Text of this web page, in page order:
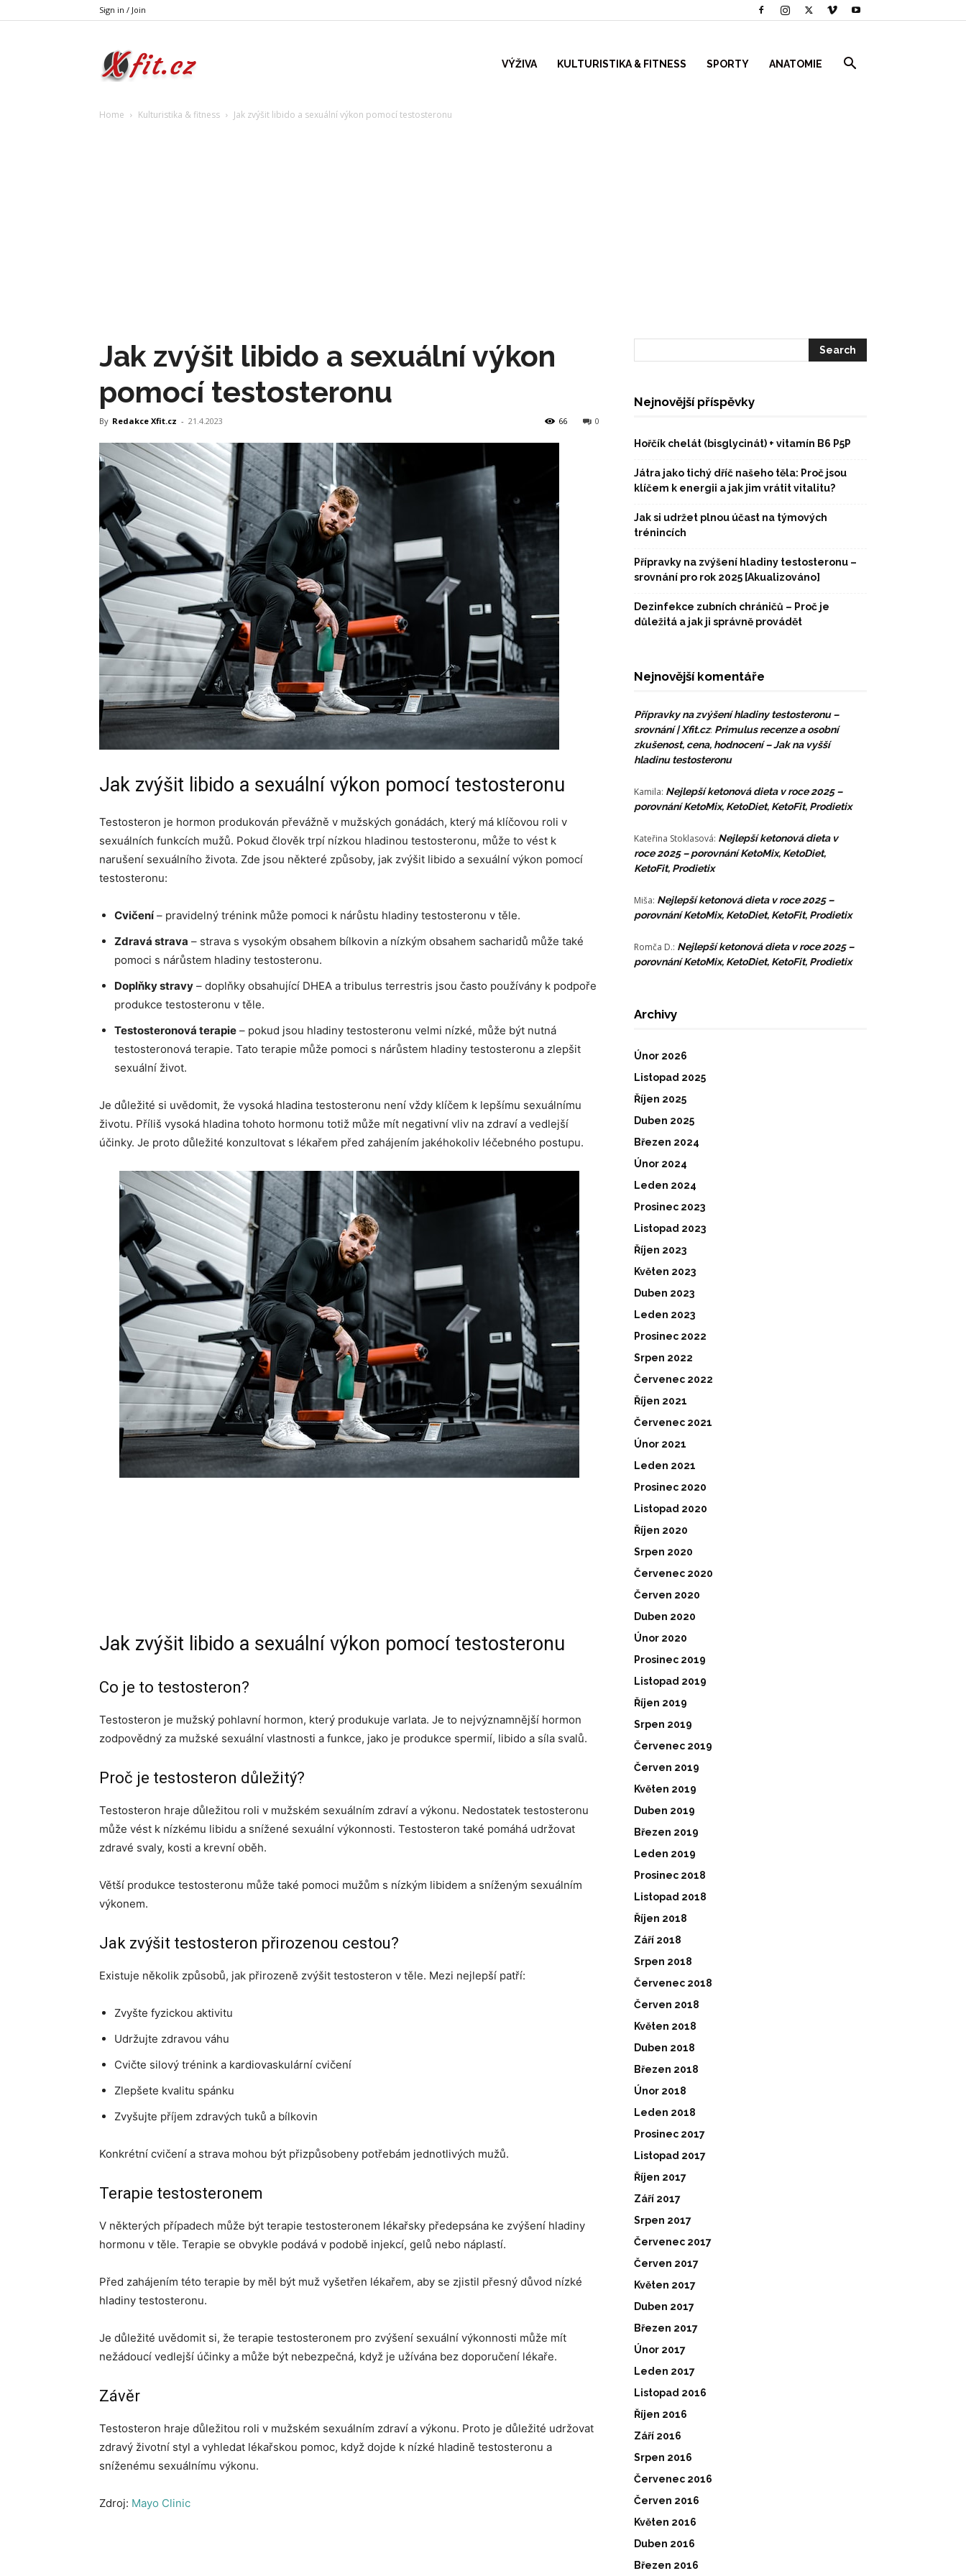
Sign in / Join
VÝŽIVA KULTURISTIKA & FITNESS SPORTY ANATOMIE
Home Kulturistika & fitness Jak zvýšit libido a sexuální výkon pomocí testosteronu
Jak zvýšit libido a sexuální výkon
pomocí testosteronu
By Redakce Xfit.cz - 21.4.2023 0
66
Jak zvýšit libido a sexuální výkon pomocí testosteronu
Testosteron je hormon produkován převážně v mužských gonádách, který má klíčovou roli v
sexuálních funkcích mužů. Pokud člověk trpí nízkou hladinou testosteronu, může to vést k
narušení sexuálního života. Zde jsou některé způsoby, jak zvýšit libido a sexuální výkon pomocí
testosteronu:
Cvičení– pravidelný trénink může pomoci k nárůstu hladiny testosteronu v těle.
Zdravá strava – strava s vysokým obsahem bílkovin a nízkým obsahem sacharidů může také
pomoci s nárůstem hladiny testosteronu.
Doplňky stravy – doplňky obsahující DHEA a tribulus terrestris jsou často používány k podpoře
produkce testosteronu v těle.
Testosteronová terapie – pokud jsou hladiny testosteronu velmi nízké, může být nutná
testosteronová terapie. Tato terapie může pomoci s nárůstem hladiny testosteronu a zlepšit
sexuální život.
Je důležité si uvědomit, že vysoká hladina testosteronu není vždy klíčem k lepšímu sexuálnímu
životu. Příliš vysoká hladina tohoto hormonu totiž může mít negativní vliv na zdraví a vedlejší
účinky. Je proto důležité konzultovat s lékařem před zahájením jakéhokoliv léčebného postupu.
Jak zvýšit libido a sexuální výkon pomocí testosteronu
Co je to testosteron?
Testosteron je mužský pohlavní hormon, který produkuje varlata. Je to nejvýznamnější hormon
zodpovědný za mužské sexuální vlastnosti a funkce, jako je produkce spermií, libido a síla svalů.
Proč je testosteron důležitý?
Testosteron hraje důležitou roli v mužském sexuálním zdraví a výkonu. Nedostatek testosteronu
může vést k nízkému libidu a snížené sexuální výkonnosti. Testosteron také pomáhá udržovat
zdravé svaly, kosti a krevní oběh.
Větší produkce testosteronu může také pomoci mužům s nízkým libidem a sníženým sexuálním
výkonem.
Jak zvýšit testosteron přirozenou cestou?
Existuje několik způsobů, jak přirozeně zvýšit testosteron v těle. Mezi nejlepší patří:
Zvyšte fyzickou aktivitu
Udržujte zdravou váhu
Cvičte silový trénink a kardiovaskulární cvičení
Zlepšete kvalitu spánku
Zvyšujte příjem zdravých tuků a bílkovin
Konkrétní cvičení a strava mohou být přizpůsobeny potřebám jednotlivých mužů.
Terapie testosteronem
V některých případech může být terapie testosteronem lékařsky předepsána ke zvýšení hladiny
hormonu v těle. Terapie se obvykle podává v podobě injekcí, gelů nebo náplastí.
Před zahájením této terapie by měl být muž vyšetřen lékařem, aby se zjistil přesný důvod nízké
hladiny testosteronu.
Je důležité uvědomit si, že terapie testosteronem pro zvýšení sexuální výkonnosti může mít
nežádoucí vedlejší účinky a může být nebezpečná, když je užívána bez doporučení lékaře.
Závěr
Testosteron hraje důležitou roli v mužském sexuálním zdraví a výkonu. Proto je důležité udržovat
zdravý životní styl a vyhledat lékařskou pomoc, když dojde k nízké hladině testosteronu a
sníženému sexuálnímu výkonu.
Zdroj: Mayo Clinic
Nejnovější příspěvky
Hořčík chelát (bisglycinát) + vitamín B6 P5P
Játra jako tichý dříč našeho těla: Proč jsou
klíčem k energii a jak jim vrátit vitalitu?
Jak si udržet plnou účast na týmových
trénincích
Přípravky na zvýšení hladiny testosteronu –
srovnání pro rok 2025 [Akualizováno]
Dezinfekce zubních chráničů – Proč je
důležitá a jak ji správně provádět
Nejnovější komentáře
Přípravky na zvýšení hladiny testosteronu –
srovnání | Xfit.cz: Primulus recenze a osobní
zkušenost, cena, hodnocení – Jak na vyšší
hladinu testosteronu
Kamila: Nejlepší ketonová dieta v roce 2025 –
porovnání KetoMix, KetoDiet, KetoFit, Prodietix
Kateřina Stoklasová: Nejlepší ketonová dieta v
roce 2025 – porovnání KetoMix, KetoDiet,
KetoFit, Prodietix
Miša: Nejlepší ketonová dieta v roce 2025 –
porovnání KetoMix, KetoDiet, KetoFit, Prodietix
Romča D.: Nejlepší ketonová dieta v roce 2025 –
porovnání KetoMix, KetoDiet, KetoFit, Prodietix
Archivy
Únor 2026
Listopad 2025
Říjen 2025
Duben 2025
Březen 2024
Únor 2024
Leden 2024
Prosinec 2023
Listopad 2023
Říjen 2023
Květen 2023
Duben 2023
Leden 2023
Prosinec 2022
Srpen 2022
Červenec 2022
Říjen 2021
Červenec 2021
Únor 2021
Leden 2021
Prosinec 2020
Listopad 2020
Říjen 2020
Srpen 2020
Červenec 2020
Červen 2020
Duben 2020
Únor 2020
Prosinec 2019
Listopad 2019
Říjen 2019
Srpen 2019
Červenec 2019
Červen 2019
Květen 2019
Duben 2019
Březen 2019
Leden 2019
Prosinec 2018
Listopad 2018
Říjen 2018
Září 2018
Srpen 2018
Červenec 2018
Červen 2018
Květen 2018
Duben 2018
Březen 2018
Únor 2018
Leden 2018
Prosinec 2017
Listopad 2017
Říjen 2017
Září 2017
Srpen 2017
Červenec 2017
Červen 2017
Květen 2017
Duben 2017
Březen 2017
Únor 2017
Leden 2017
Listopad 2016
Říjen 2016
Září 2016
Srpen 2016
Červenec 2016
Červen 2016
Květen 2016
Duben 2016
Březen 2016